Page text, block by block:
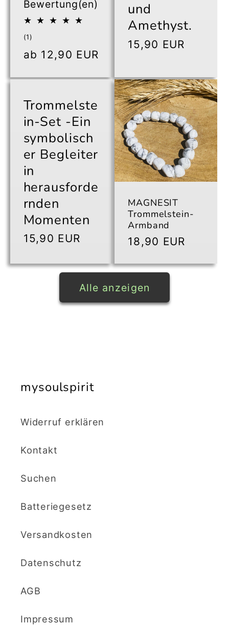
Bewertung(en)
(1)
insgesamt
Normaler
ab 12,90 EUR
und
Amethyst.
Normaler
15,90 EUR
Trommelste
in-Set -Ein
symbolisch
er Begleiter
in
herausforde
rnden
Momenten
Normaler
15,90 EUR
MAGNESIT
Trommelstein-
Armband
Normaler
18,90 EUR
Alle anzeigen
mysoulspirit
Widerruf erklären
Kontakt
Suchen
Batteriegesetz
Versandkosten
Datenschutz
AGB
Impressum